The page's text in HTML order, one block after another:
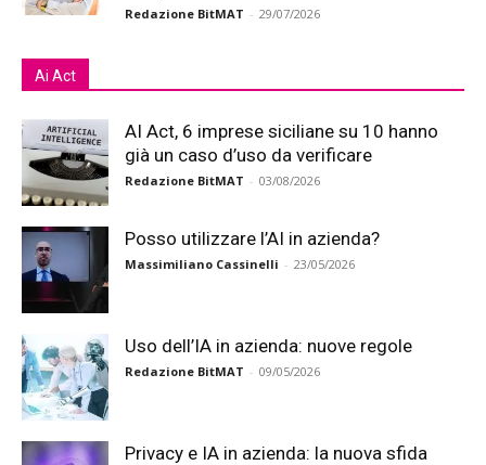
Redazione BitMAT - 29/07/2026
Ai Act
AI Act, 6 imprese siciliane su 10 hanno
già un caso d’uso da verificare
Redazione BitMAT - 03/08/2026
Posso utilizzare l’AI in azienda?
Massimiliano Cassinelli - 23/05/2026
Uso dell’IA in azienda: nuove regole
Redazione BitMAT - 09/05/2026
Privacy e IA in azienda: la nuova sfida